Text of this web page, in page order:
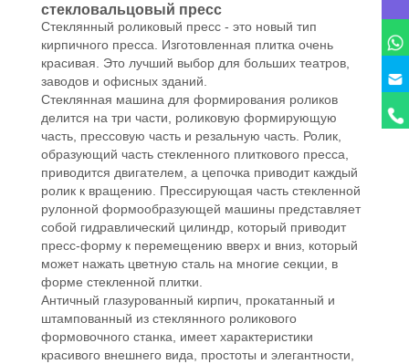
стекловальцовый пресс
Стеклянный роликовый пресс - это новый тип
кирпичного пресса. Изготовленная плитка очень
красивая. Это лучший выбор для больших театров,
заводов и офисных зданий.
Стеклянная машина для формирования роликов
делится на три части, роликовую формирующую
часть, прессовую часть и резальную часть. Ролик,
образующий часть стекленного плиткового пресса,
приводится двигателем, а цепочка приводит каждый
ролик к вращению. Прессирующая часть стекленной
рулонной формообразующей машины представляет
собой гидравлический цилиндр, который приводит
пресс-форму к перемещению вверх и вниз, который
может нажать цветную сталь на многие секции, в
форме стекленной плитки.
Античный глазурованный кирпич, прокатанный и
штампованный из стеклянного роликового
формовочного станка, имеет характеристики
красивого внешнего вида, простоты и элегантности,